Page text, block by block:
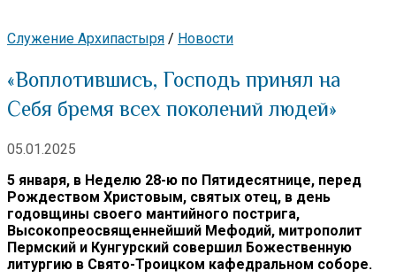
Служение Архипастыря / Новости
«Воплотившись, Господь принял на
Себя бремя всех поколений людей»
05.01.2025
5 января, в Неделю 28-ю по Пятидесятнице, перед
Рождеством Христовым, святых отец, в день
годовщины своего мантийного пострига,
Высокопреосвященнейший Мефодий, митрополит
Пермский и Кунгурский совершил Божественную
литургию в Свято-Троицком кафедральном соборе.